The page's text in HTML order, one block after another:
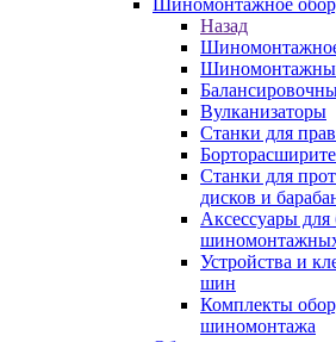
Шиномонтажное
Назад
Вулканизаторы
Станки для
Станки для
дисков и
Аксессуары
Устройства и
шин
Комплекты
шиномонтажа